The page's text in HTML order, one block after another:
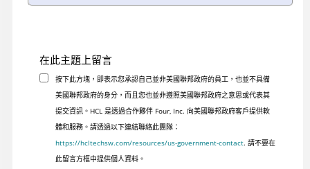
在此主題上留言
按下此方塊，即表示您承認自己並非美國聯邦政府的員工，也並不具備
美國聯邦政府的身分，而且您也並非遵照美國聯邦政府之意思或代表其
提交資訊。HCL 是透過合作夥伴 Four, Inc. 向美國聯邦政府客戶提供軟
體和服務。請透過以下連結聯絡此團隊：
https://hcltechsw.com/resources/us-government-contact. 請不要在
此留言方框中提供個人資料。